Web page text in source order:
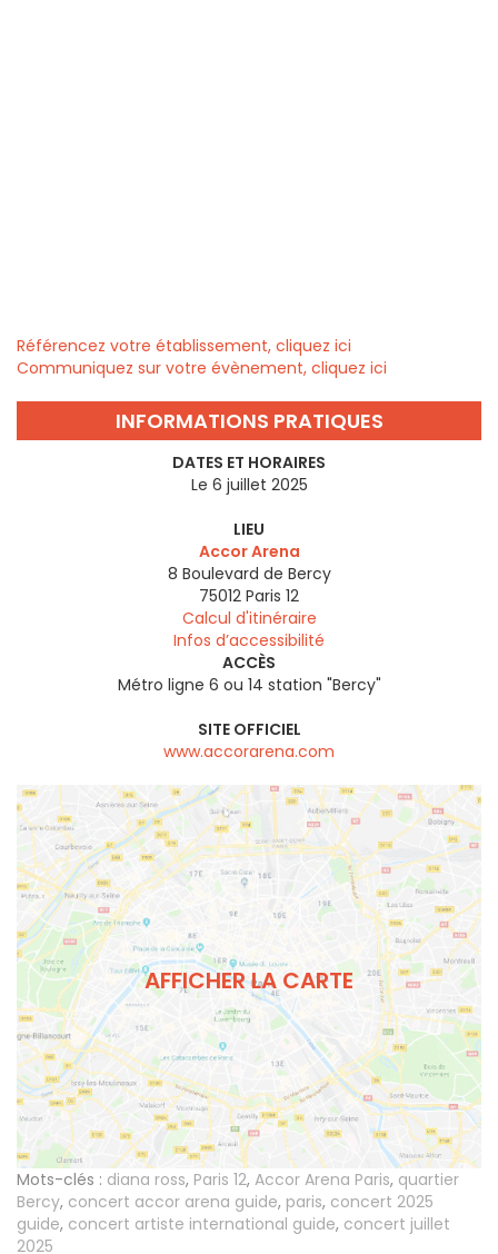
Référencez votre établissement, cliquez ici
Communiquez sur votre évènement, cliquez ici
INFORMATIONS PRATIQUES
DATES ET HORAIRES
Le 6 juillet 2025
LIEU
Accor Arena
8 Boulevard de Bercy
75012 Paris 12
Calcul d'itinéraire
Infos d’accessibilité
ACCÈS
Métro ligne 6 ou 14 station "Bercy"
SITE OFFICIEL
www.accorarena.com
AFFICHER LA CARTE
Mots-clés : diana ross, Paris 12, Accor Arena Paris, quartier
Bercy, concert accor arena guide, paris, concert 2025
guide, concert artiste international guide, concert juillet
2025